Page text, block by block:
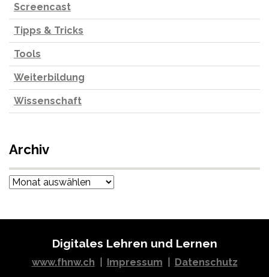
Screencast
Tipps & Tricks
Tools
Weiterbildung
Wissenschaft
Archiv
Archiv
Digitales Lehren und Lernen
www.fhnw.ch Impressum Datenschutz